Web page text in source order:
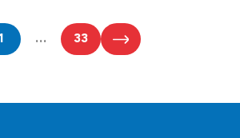
… 33